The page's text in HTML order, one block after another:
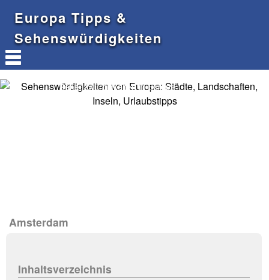
Europa Tipps &
Sehenswürdigkeiten
Sehenswürdigkeiten in Europa
Amsterdam
Inhaltsverzeichnis